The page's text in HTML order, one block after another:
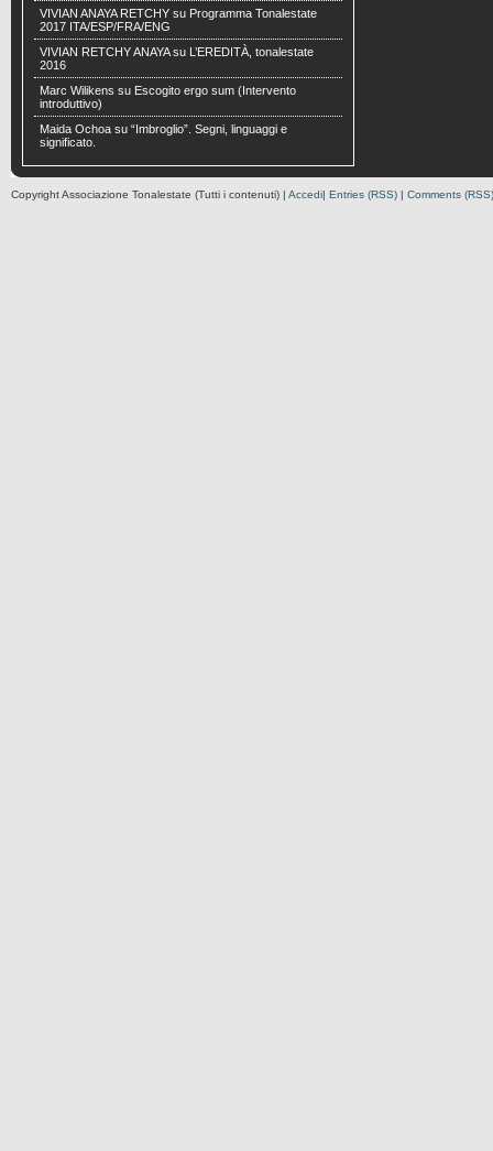
VIVIAN ANAYA RETCHY su Programma Tonalestate
2017 ITA/ESP/FRA/ENG
VIVIAN RETCHY ANAYAsu
L’EREDITÀ, tonalestate
2016
Marc Wilikens su Escogito ergo sum (Intervento
introduttivo)
Maida Ochoa su “Imbroglio”. Segni, linguaggi e
significato.
Copyright Associazione Tonalestate (Tutti i contenuti) | Accedi| Entries (RSS) | Comments (RSS)